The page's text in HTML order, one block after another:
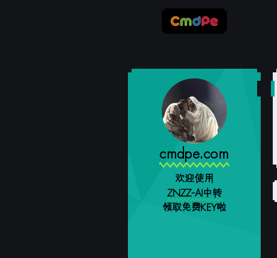
cmdpe.com
欢迎使用
ZNZZ-AI中转
领取免费KEY啦